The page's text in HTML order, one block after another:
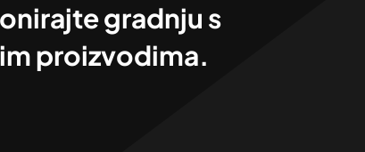
gradnju s
proizvodima.